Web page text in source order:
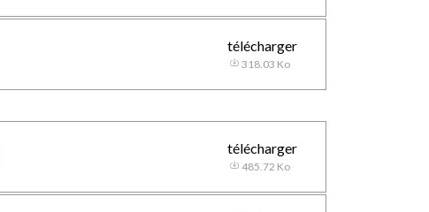
télécharger
318.03 Ko
télécharger
485.72 Ko